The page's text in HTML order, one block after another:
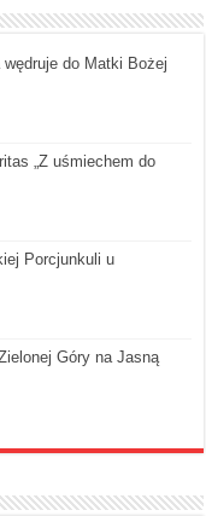
do Matki Bożej
„Z uśmiechem do
Porcjunkuli u
Góry na Jasną